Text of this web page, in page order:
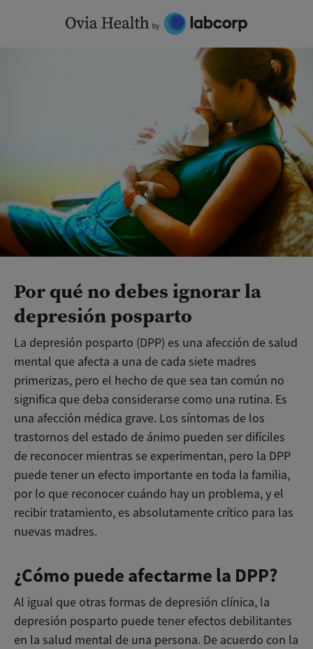
Por qué no debes ignorar la
depresión posparto
La depresión posparto (DPP) es una afección de salud
mental que afecta a una de cada siete madres
primerizas, pero el hecho de que sea tan común no
significa que deba considerarse como una rutina. Es
una afección médica grave. Los síntomas de los
trastornos del estado de ánimo pueden ser difíciles
de reconocer mientras se experimentan, pero la DPP
puede tener un efecto importante en toda la familia,
por lo que reconocer cuándo hay un problema, y el
recibir tratamiento, es absolutamente crítico para las
nuevas madres.
¿Cómo puede afectarme la DPP?
Al igual que otras formas de depresión clínica, la
depresión posparto puede tener efectos debilitantes
en la salud mental de una persona. De acuerdo con la